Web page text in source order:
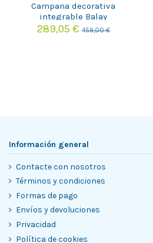
Campana decorativa
integrable Balay
3BD866MX
289,05 €459,00 €
Información general
Contacte con nosotros
Términos y condiciones
Formas de pago
Envíos y devoluciones
Privacidad
Política de cookies